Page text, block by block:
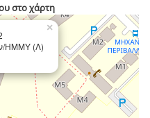
στο χάρτη
ΗΜΜΥ (Λ)
×